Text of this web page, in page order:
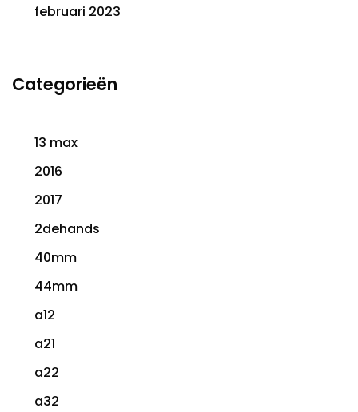
februari 2023
Categorieën
13 max
2016
2017
2dehands
40mm
44mm
a12
a21
a22
a32